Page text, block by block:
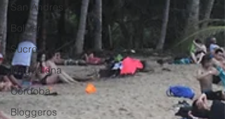
San Andres
Bolívar
Sucre
Magdalena
Córdoba
Bloggeros